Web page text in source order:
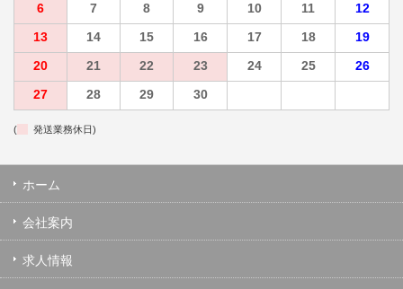
6 7 8 9 10 11 12
13 14 15 16 17 18 19
20 21 22 23 24 25 26
27 28 29 30
( 発送業務休日)
ホーム
会社案内
求人情報